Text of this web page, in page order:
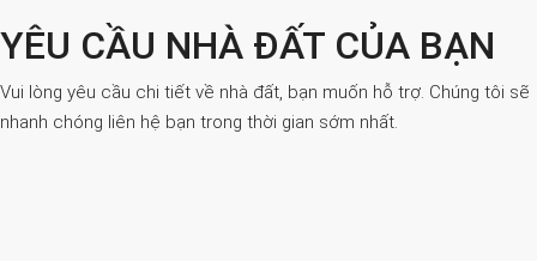
YÊU CẦU NHÀ ĐẤT CỦA BẠN
Vui lòng yêu cầu chi tiết về nhà đất, bạn muốn hỗ trợ. Chúng tôi sẽ
nhanh chóng liên hệ bạn trong thời gian sớm nhất.